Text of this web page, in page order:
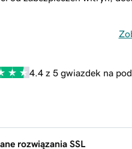
4.4 z 5 gwiazdek na
rozwiązania SSL